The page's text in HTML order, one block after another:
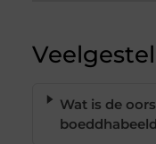
Wat is de